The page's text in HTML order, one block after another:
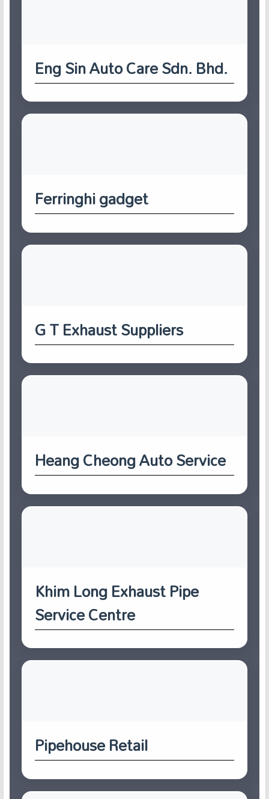
Eng Sin Auto Care Sdn. Bhd.
Ferringhi gadget
G T Exhaust Suppliers
Heang Cheong Auto Service
Khim Long Exhaust Pipe
Service Centre
Pipehouse Retail